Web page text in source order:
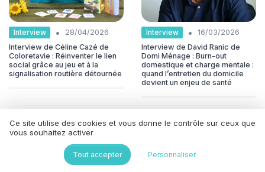
Interview •
28/04/2026
Interview de Céline Cazé de
Coloretavie : Réinventer le lien
social grâce au jeu et à la
signalisation routière détournée
Interview •
16/03/2026
Interview de David Ranic de
Domi Ménage : Burn-out
domestique et charge mentale :
quand l’entretien du domicile
devient un enjeu de santé
Ce site utilise des cookies et vous donne le contrôle sur ceux que
vous souhaitez activer
Tout accepter Personnaliser